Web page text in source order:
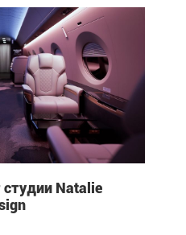
студии Natalie